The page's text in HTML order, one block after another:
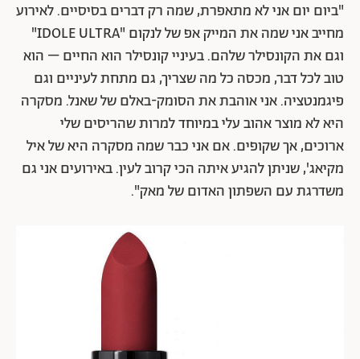
"ביום יום אני לא מתאפרת, שמה רק דברים בסיסיים. לאירוע
מחייב אני שמה את המייק אפ של לנקום "IDOLE ULTRA"
וגם את הקונסילר שלהם. בעיניי קונסילר הוא החיים – הוא
טוב לכל דבר, מכסה כל מה שצריך, גם מתחת לעיניים וגם
פיגמנטציה. אני אוהבת את הסומק-באלם של שאנל. מסקרה
היא לא מוצר אהוב עלי במיוחד למרות שהריסים שלי
ארוכים, אך שקופים. אם אני כבר שמה מסקרה היא של איל
מקיאג', שניתן להגיע איתה הכי קרוב לעין. באירועים אני גם
משדרגת עם השפתון האדום של מאק".